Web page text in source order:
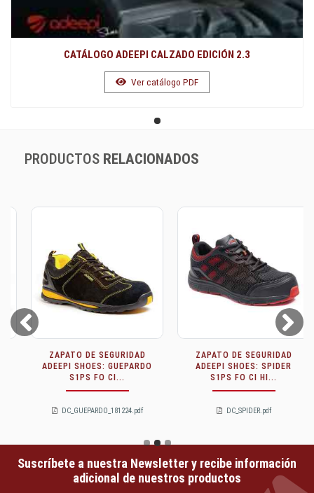
CATÁLOGO ADEEPI CALZADO EDICIÓN 2.3
Ver catálogo PDF
PRODUCTOS RELACIONADOS
Prev
ZAPATO DE SEGURIDAD
ADEEPI SHOES: GUEPARDO
S1PS FO CI...
DC_GUEPARDO_181224.pdf
ZAPATO DE SEGURIDAD
ADEEPI SHOES: SPIDER
S1PS FO CI HI...
DC_SPIDER.pdf
Next
Suscríbete a nuestra Newsletter y recibe información
adicional de nuestros productos